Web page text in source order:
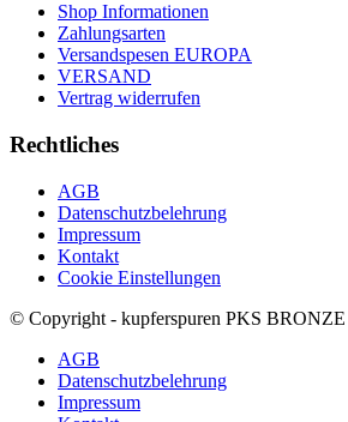
Shop Informationen
Zahlungsarten
Versandspesen EUROPA
VERSAND
Vertrag widerrufen
Rechtliches
AGB
Datenschutzbelehrung
Impressum
Kontakt
Cookie Einstellungen
© Copyright - kupferspuren PKS BRONZE
AGB
Datenschutzbelehrung
Impressum